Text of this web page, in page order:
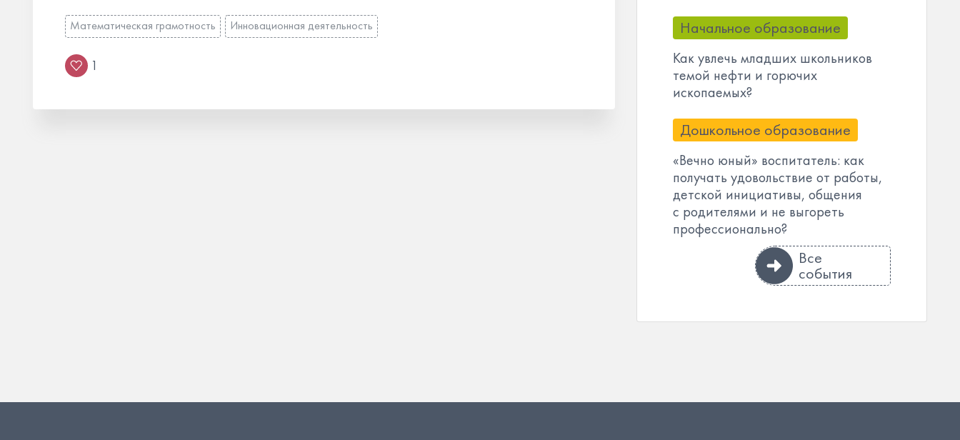
Математическая грамотность Инновационная деятельность
1
Начальное образование
Как увлечь младших школьников
темой нефти и горючих
ископаемых?
Дошкольное образование
«Вечно юный» воспитатель: как
получать удовольствие от работы,
детской инициативы, общения
с родителями и не выгореть
профессионально?
Все
события